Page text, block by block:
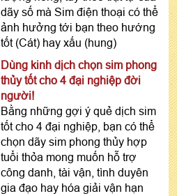
dãy số mà Sim điện thoại có thể
ảnh hưởng tới bạn theo hướng
tốt (Cát) hay xấu (hung)
Dùng kinh dịch chọn sim phong
thủy tốt cho 4 đại nghiệp đời
người!
Bằng những gợi ý quẻ dịch sim
tốt cho 4 đại nghiệp, bạn có thể
chọn dãy sim phong thủy hợp
tuổi thỏa mong muốn hỗ trợ
công danh, tài vận, tình duyên
gia đạo hay hóa giải vận hạn